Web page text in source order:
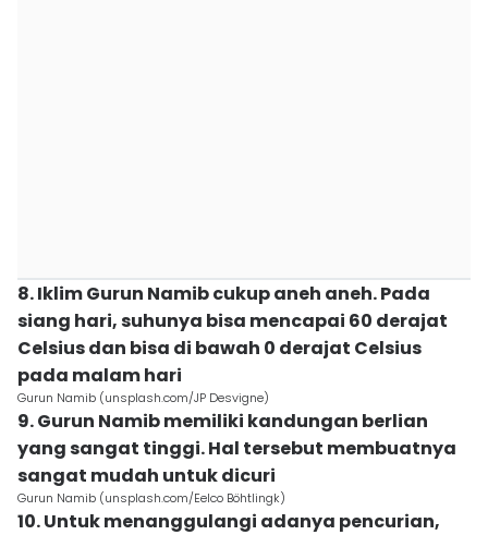
8. Iklim Gurun Namib cukup aneh aneh. Pada
siang hari, suhunya bisa mencapai 60 derajat
Celsius dan bisa di bawah 0 derajat Celsius
pada malam hari
Gurun Namib (unsplash.com/JP Desvigne)
9. Gurun Namib memiliki kandungan berlian
yang sangat tinggi. Hal tersebut membuatnya
sangat mudah untuk dicuri
Gurun Namib (unsplash.com/Eelco Böhtlingk)
10. Untuk menanggulangi adanya pencurian,